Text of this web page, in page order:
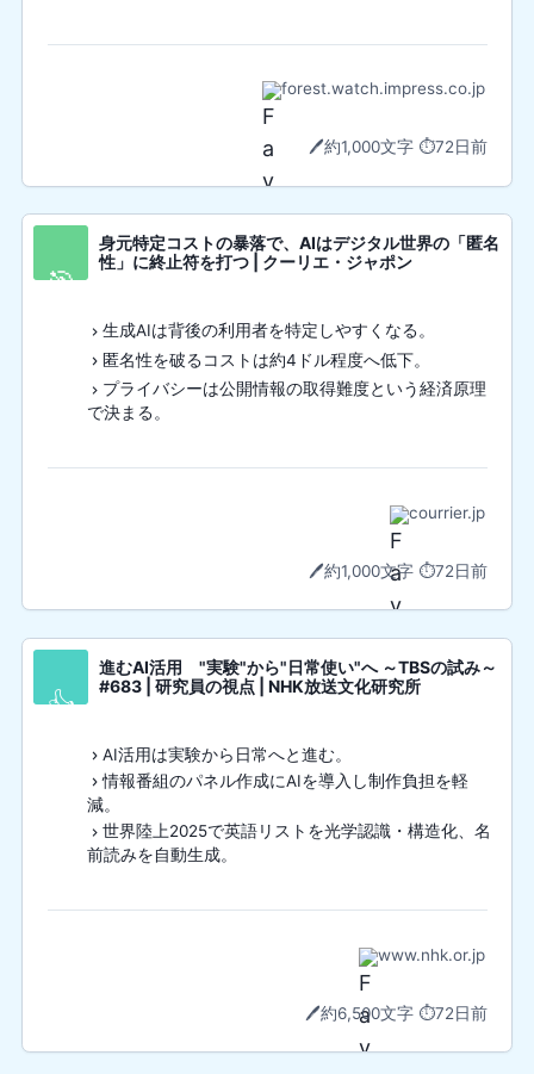
forest.watch.impress.co.jp
🖊️約1,000文字⏱️72日前
🎯
身元特定コストの暴落で、AIはデジタル世界の「匿名
性」に終止符を打つ | クーリエ・ジャポン
生成AIは背後の利用者を特定しやすくなる。
匿名性を破るコストは約4ドル程度へ低下。
プライバシーは公開情報の取得難度という経済原理
で決まる。
courrier.jp
🖊️約1,000文字⏱️72日前
👍
進むAI活用 "実験"から"日常使い"へ ～TBSの試み～
#683 | 研究員の視点 | NHK放送文化研究所
AI活用は実験から日常へと進む。
情報番組のパネル作成にAIを導入し制作負担を軽
減。
世界陸上2025で英語リストを光学認識・構造化、名
前読みを自動生成。
www.nhk.or.jp
🖊️約6,500文字⏱️72日前